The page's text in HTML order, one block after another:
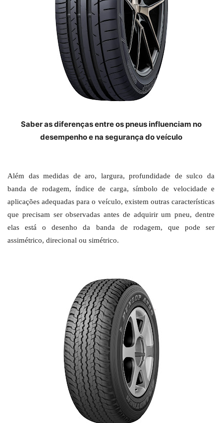
Saber as diferenças entre os pneus influenciam no
desempenho e na segurança do veículo
Além das medidas de aro, largura, profundidade de sulco da
banda de rodagem, índice de carga, símbolo de velocidade e
aplicações adequadas para o veículo, existem outras características
que precisam ser observadas antes de adquirir um pneu, dentre
elas está o desenho da banda de rodagem, que pode ser
assimétrico, direcional ou simétrico.